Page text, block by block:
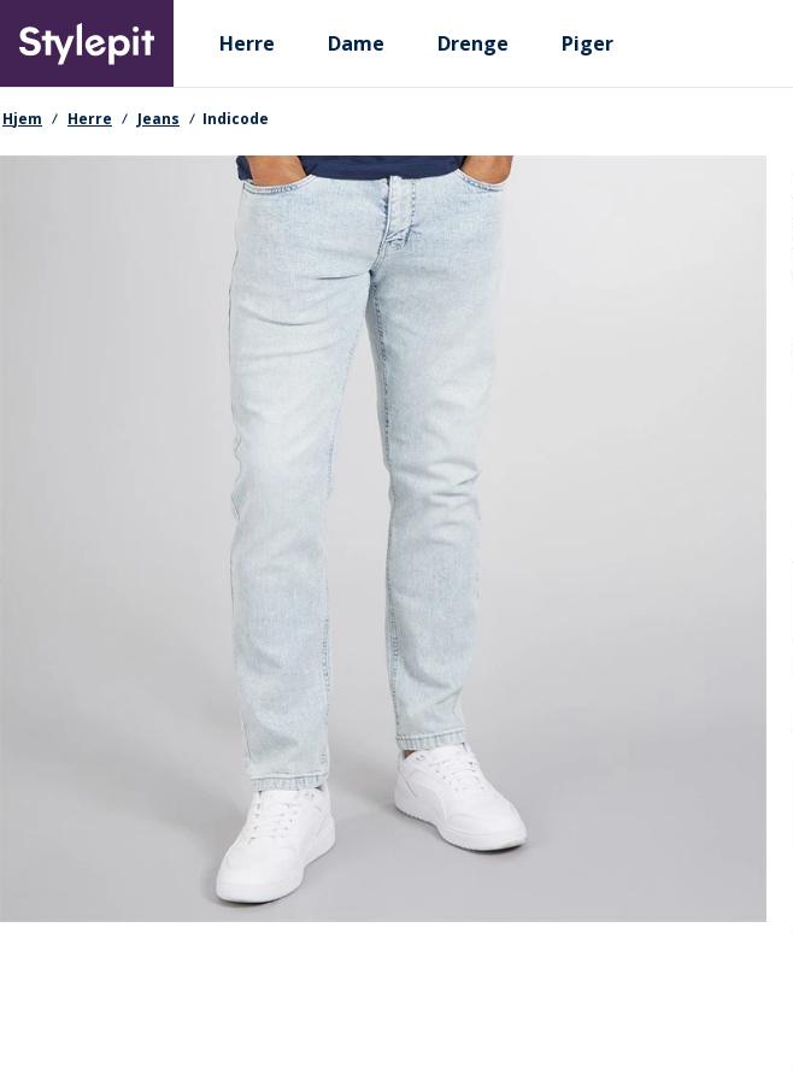
main
content
Primary departments
Herre Dame Drenge Piger
navigationssti
Hjem Herre Jeans Indicode